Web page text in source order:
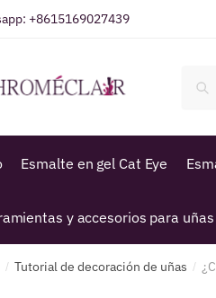
+8615169027439
por:
Esmalte en gel Cat Eye
y accesorios para uñas
/ Tutorial de decoración de uñas /